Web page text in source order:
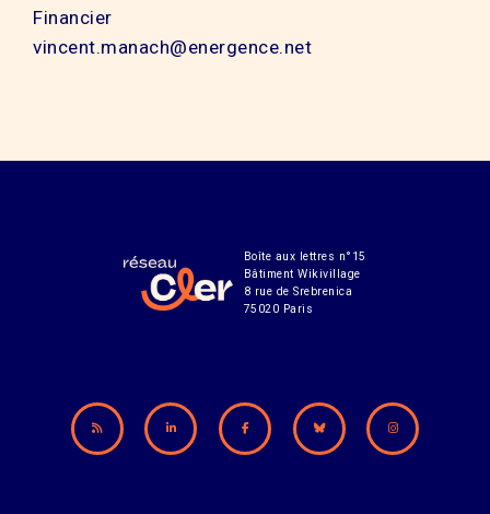
Financier
vincent.manach@energence.net
Boîte aux lettres n°15
Bâtiment Wikivillage
8 rue de Srebrenica
75020 Paris